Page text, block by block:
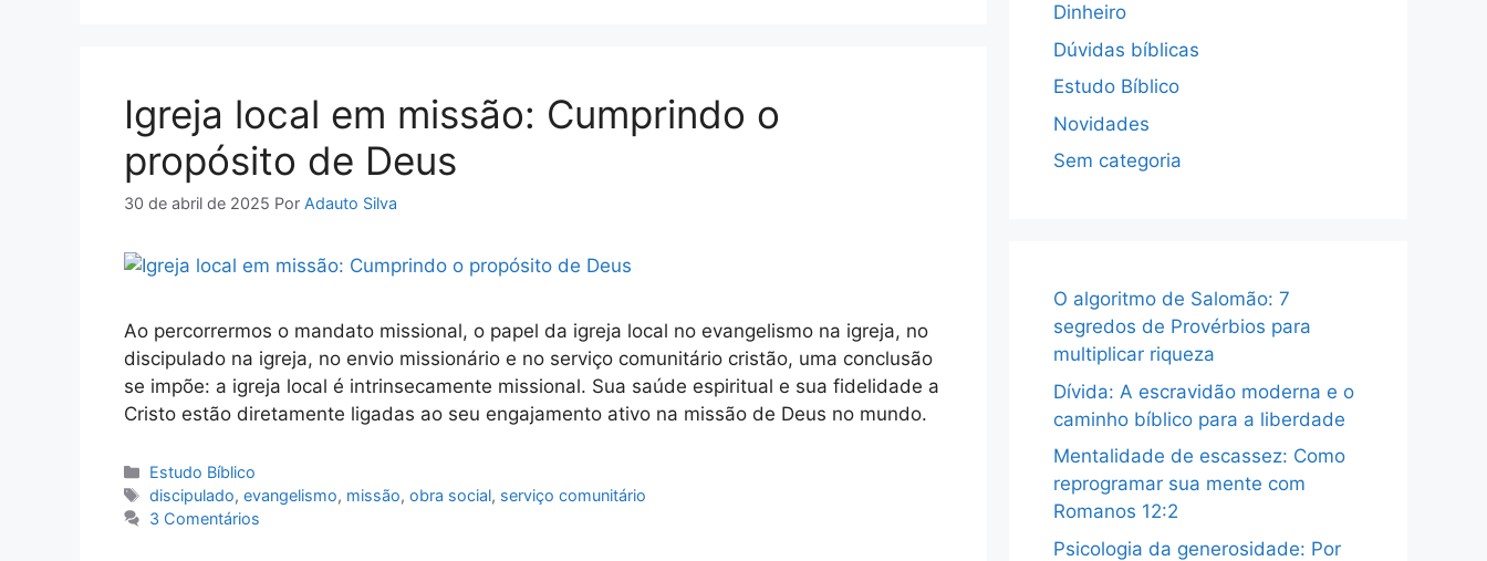
Igreja local em missão: Cumprindo o
propósito de Deus
30 de abril de 2025 Por Adauto Silva
Ao percorrermos o mandato missional, o papel da igreja local no evangelismo na igreja, no
discipulado na igreja, no envio missionário e no serviço comunitário cristão, uma conclusão
se impõe: a igreja local é intrinsecamente missional. Sua saúde espiritual e sua fidelidade a
Cristo estão diretamente ligadas ao seu engajamento ativo na missão de Deus no mundo.
Categorias
Estudo Bíblico
Tags
discipulado,evangelismo, missão,obra social, serviço comunitário
3 Comentários
Dinheiro
Dúvidas bíblicas
Estudo Bíblico
Novidades
Sem categoria
O algoritmo de Salomão: 7
segredos de Provérbios para
multiplicar riqueza
Dívida: A escravidão moderna e o
caminho bíblico para a liberdade
Mentalidade de escassez: Como
reprogramar sua mente com
Romanos 12:2
Psicologia da generosidade: Por